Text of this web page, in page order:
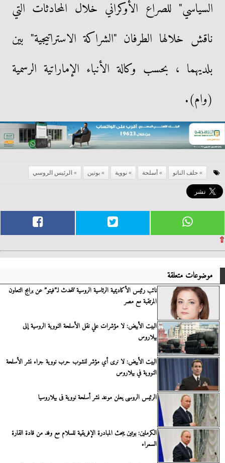
السياسي" للصراع الأوكراني خلال المحادثات التي
ناقش خلالها الطرفان "الشراكة الاستراتيجية" بين
بلديهما ، بحسب وكالة الأنباء الإماراتية الرسمية
(وام).
حلف الناتو أسلحة نووية بوتين الرئيس الروسي
⇧
موضوعات متعلقة
نائب رئيس الأكاديمية الرئاسية الروسية تتحدث لـ”فيتو” عن برامج التعاون
المرتقبة مع مصر
البيت الأبيض: لا مؤشرات علي نقل الأسلحة النووية الروسية إلى
بيلاروس
البيت الأبيض: لا نرى أي مؤشر لنشوب حرب نووية جراء نشر الأسلحة
النووية في بيلاروس
الرئيس الروسى يعلن موعد نشر أسلحة نووية فى بيلاروسيا
الكرملين: بوتين يبحث المبادرة الإفريقية للسلام مع وفد من قادة القارة
السمراء